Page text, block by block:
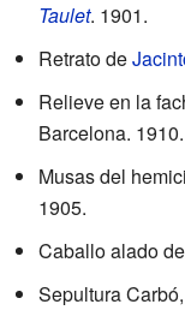
Taulet. 1901.
Retrato de
Relieve en la
Barcelona. 1910.
Musas del
1905.
Caballo alado
Sepultura Carbó,